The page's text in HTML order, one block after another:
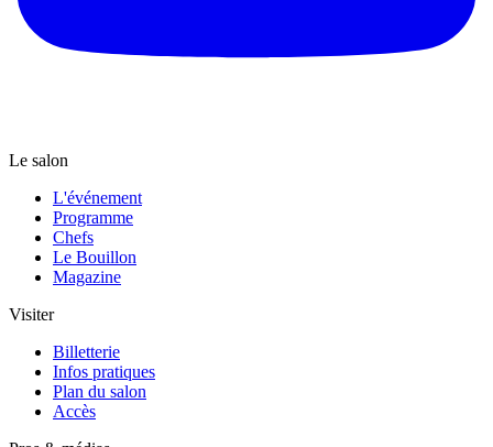
Le salon
L'événement
Programme
Chefs
Le Bouillon
Magazine
Visiter
Billetterie
Infos pratiques
Plan du salon
Accès